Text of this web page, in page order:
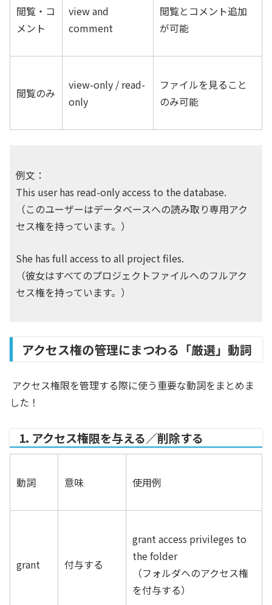
閲覧・コ
メント
view and
comment
閲覧とコメント追加
が可能
閲覧のみ
view-only / read-
only
ファイルを見ること
のみ可能
例文：
This user has read-only access to the database.
（このユーザーはデータベースへの読み取り専用アク
セス権を持っています。）
She has full access to all project files.
（彼女はすべてのプロジェクトファイルへのフルアク
セス権を持っています。）
アクセス権の管理にまつわる「厳選」動詞
アクセス権限を管理する際に使う重要な動詞をまとめま
した！
1. アクセス権限を与える／削除する
動詞 意味 使用例
grant 付与する
grant access privileges to
the folder
（フォルダへのアクセス権
を付与する）